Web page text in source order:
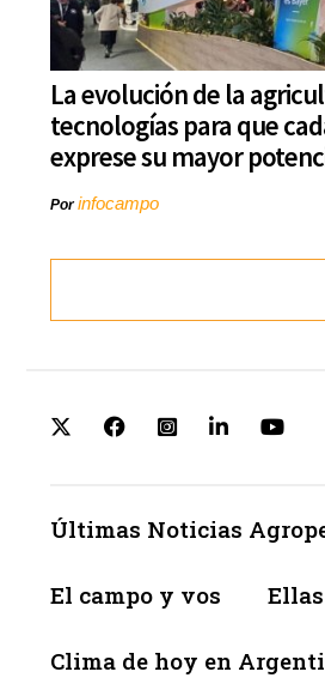
La evolución de la
tecnologías para que
exprese su mayor
Porinfocampo
Últimas Noticias
El campo y vos Ellas
Clima de hoy en